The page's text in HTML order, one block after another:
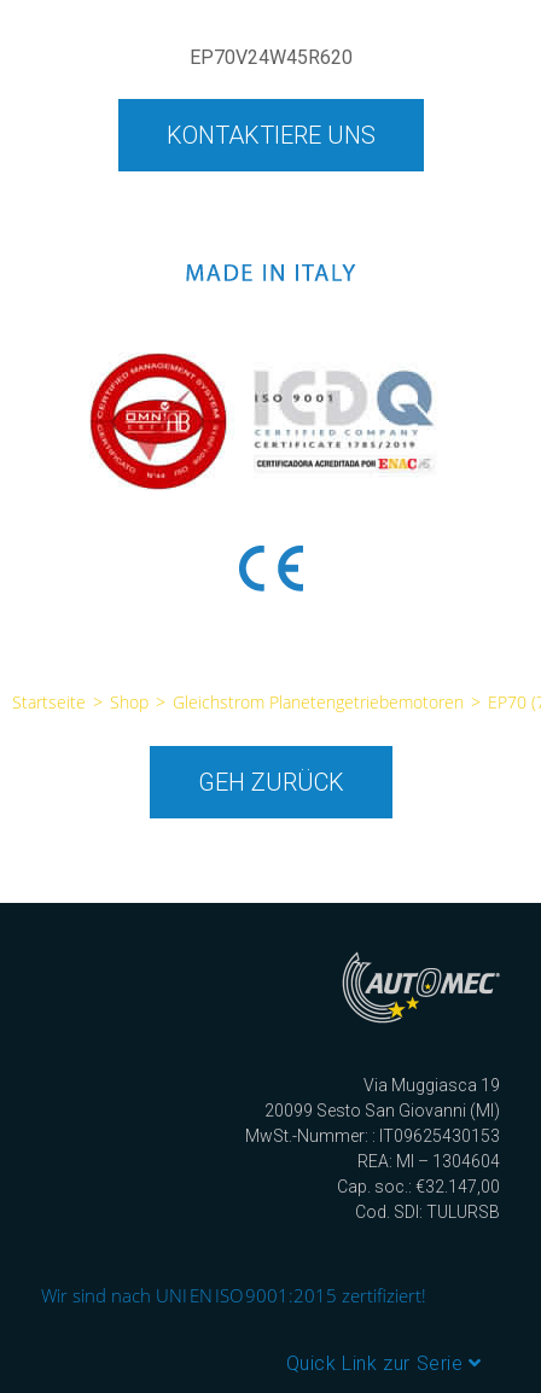
EP70V24W45R620
KONTAKTIERE UNS
Startseite > Shop > Gleichstrom Planetengetriebemotoren > EP70
GEH ZURÜCK
Via Muggiasca 19
20099 Sesto San Giovanni (MI)
MwSt.-Nummer: : IT09625430153
REA: MI – 1304604
Cap. soc.: €32.147,00
Cod. SDI: TULURSB
Wir sind nach UNI EN ISO 9001:2015 zertifiziert!
Quick Link zur Serie